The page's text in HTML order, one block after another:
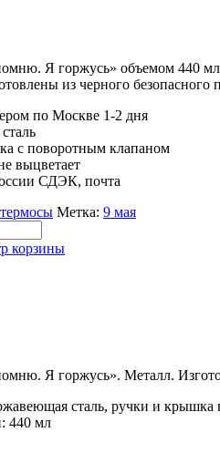
Я горжусь» объемом 440
из черного
по Москве 1-2 дня
с поворотным клапаном
выцветает
СДЭК, почта
Метка: 9 мая
корзины
Я горжусь». Металл.
сталь, ручки и крышка
440 мл